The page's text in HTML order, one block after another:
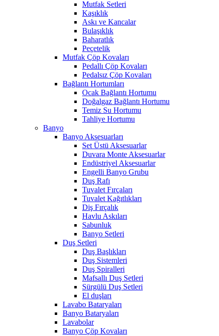
Mutfak Setleri
Kaşıklık
Askı ve Kancalar
Bulaşıklık
Baharatlık
Peçetelik
Mutfak Çöp Kovaları
Pedallı Çöp Kovaları
Pedalsız Çöp Kovaları
Bağlantı Hortumları
Ocak Bağlantı Hortumu
Doğalgaz Bağlantı Hortumu
Temiz Su Hortumu
Tahliye Hortumu
Banyo
Banyo Aksesuarları
Set Üstü Aksesuarlar
Duvara Monte Aksesuarlar
Endüstriyel Aksesuarlar
Engelli Banyo Grubu
Duş Rafı
Tuvalet Fırçaları
Tuvalet Kağıtlıkları
Diş Fırçalık
Havlu Askıları
Sabunluk
Banyo Setleri
Duş Setleri
Duş Başlıkları
Duş Sistemleri
Duş Spiralleri
Mafsallı Duş Setleri
Sürgülü Duş Setleri
El duşları
Lavabo Bataryaları
Banyo Bataryaları
Lavabolar
Banyo Çöp Kovaları